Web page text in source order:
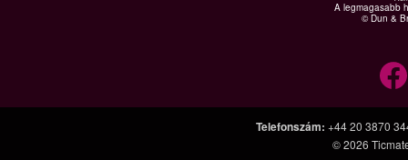
A legmagasabb
© Dun &
Telefonszám: +44 20 3870
© 2026